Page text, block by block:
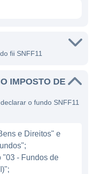
investe incluem
diferentes
lajes
o fundo
do mercado
a gestão
recursos em
complementar a
fii SNFF11
IMPOSTO DE
o fundo SNFF11
e Direitos" e
"03 - Fundos de